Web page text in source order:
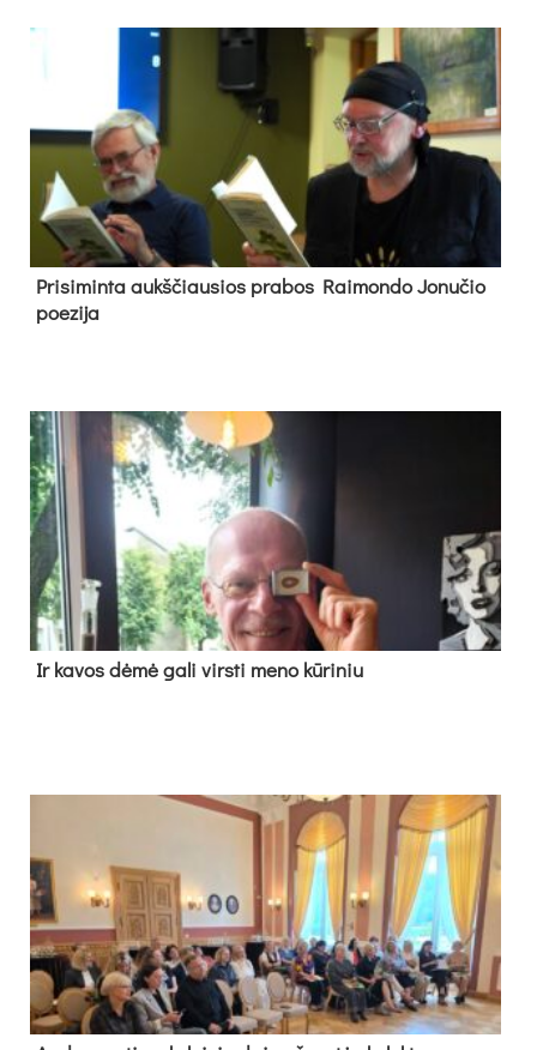
Pri­si­min­ta aukš­čiau­sios pra­bos Rai­mon­do Jo­nu­čio
poe­zi­ja
Ir ka­vos dė­mė ga­li virs­ti me­no kū­ri­niu